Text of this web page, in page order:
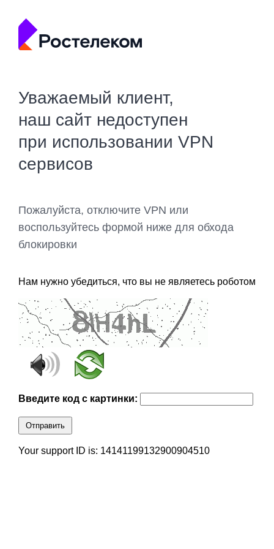
Уважаемый клиент,
наш сайт недоступен
при использовании VPN
сервисов
Пожалуйста, отключите VPN или
воспользуйтесь формой ниже для обхода
блокировки
Нам нужно убедиться, что вы не являетесь роботом
Введите код с картинки:
Отправить
Your support ID is: 14141199132900904510